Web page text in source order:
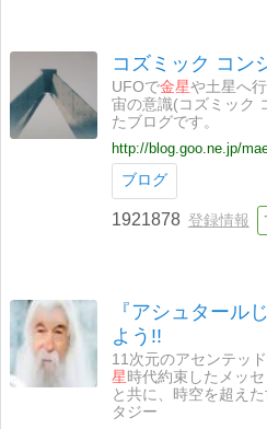
コズミック コン
UFOで金星や土星へ
宙の意識(コズミック
たブログです。
http://blog.goo.ne.jp/
ブログ
1921878 登録情報
『アシュタール
よう!!
11次元のアセンテッ
星時代約束したメッ
と共に、時空を超え
タジー